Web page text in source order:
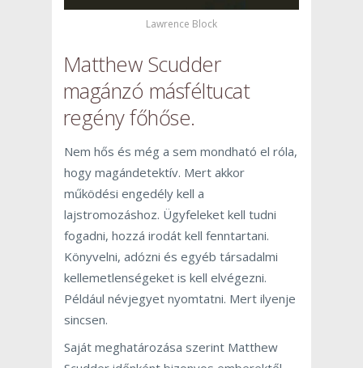
Lawrence Block
Matthew Scudder
magánzó másféltucat
regény főhőse.
Nem hős és még a sem mondható el róla,
hogy magándetektív. Mert akkor
működési engedély kell a
lajstromozáshoz. Ügyfeleket kell tudni
fogadni, hozzá irodát kell fenntartani.
Könyvelni, adózni és egyéb társadalmi
kellemetlenségeket is kell elvégezni.
Például névjegyet nyomtatni. Mert ilyenje
sincsen.
Saját meghatározása szerint Matthew